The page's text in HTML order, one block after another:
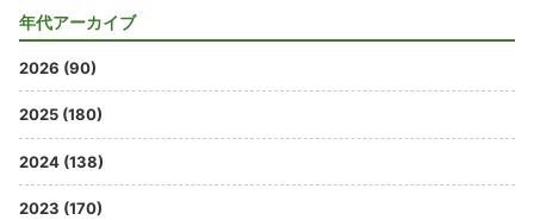
年代アーカイブ
2026 (90)
2025 (180)
2024 (138)
2023 (170)